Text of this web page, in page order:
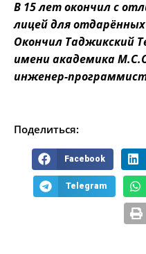
В 15 лет окончил с
лицей для
Окончил Таджикский
имени академика
инженер-
Поделиться:
Facebook
Telegram